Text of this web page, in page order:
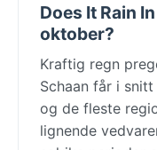
Does It Rain
oktober?
Kraftig regn
Schaan får i
og de fleste
lignende